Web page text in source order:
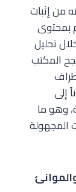
من إثبات
بمحتوى
تحليل
المكتب
إلى
وهو ما
المجهولة